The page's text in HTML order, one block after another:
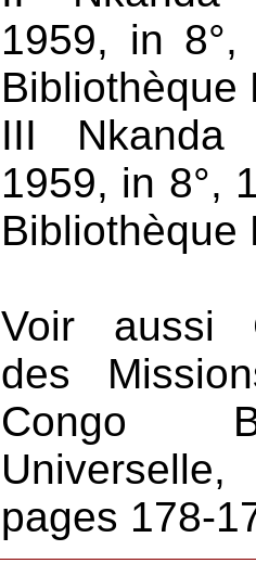
1959, in
Bibliothèque
III Nkanda
1959, in 8°,
Bibliothèque
Voir aussi
des
Congo
pages 178-